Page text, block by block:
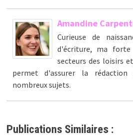
Amandine
Curieuse de
d'écriture, ma
secteurs des loisirs
permet d'assurer la
nombreux sujets.
Publications Similaires :